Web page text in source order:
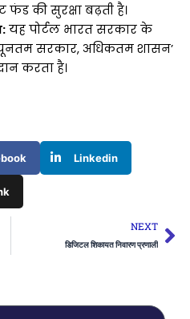
की सुरक्षा बढ़ती है।
यह पोर्टल भारत सरकार के
सरकार, अधिकतम शासन’
करता है।
Linkedin
NEXT
डिजिटल शिकायत निवारण प्रणाली